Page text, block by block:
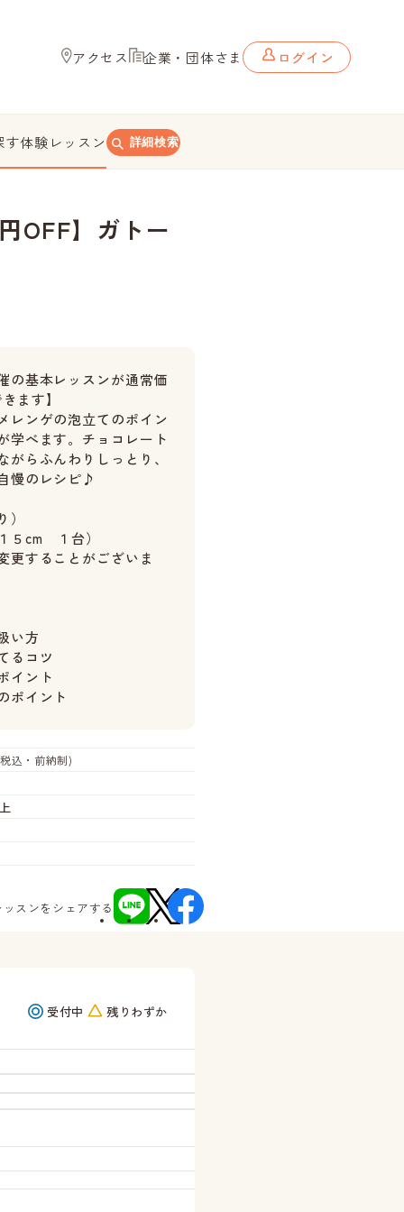
アクセス 企業・団体さま ログイン
す体験レッスン 詳細検索
OFF】ガトー
の基本レッスンが通常価
ます】
レンゲの泡立てのポイン
学べます。チョコレート
らふんわりしっとり、
慢のレシピ♪
５cm １台）
更することがございま
い方
るコツ
イント
ポイント
込・前納制)
ッスンをシェアする
受付中 残りわずか